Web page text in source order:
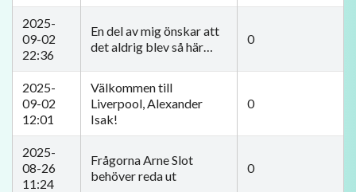
2025-
09-02
22:36
En del av mig önskar att
det aldrig blev så här…
0
2025-
09-02
12:01
Välkommen till
Liverpool, Alexander
Isak!
0
2025-
08-26
11:24
Frågorna Arne Slot
behöver reda ut
0